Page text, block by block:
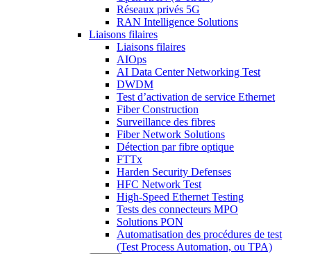
Réseaux privés 5G
RAN Intelligence Solutions
Liaisons filaires
Liaisons filaires
AIOps
AI Data Center Networking Test
DWDM
Test d’activation de service Ethernet
Fiber Construction
Surveillance des fibres
Fiber Network Solutions
Détection par fibre optique
FTTx
Harden Security Defenses
HFC Network Test
High-Speed Ethernet Testing
Tests des connecteurs MPO
Solutions PON
Automatisation des procédures de test
(Test Process Automation, ou TPA)